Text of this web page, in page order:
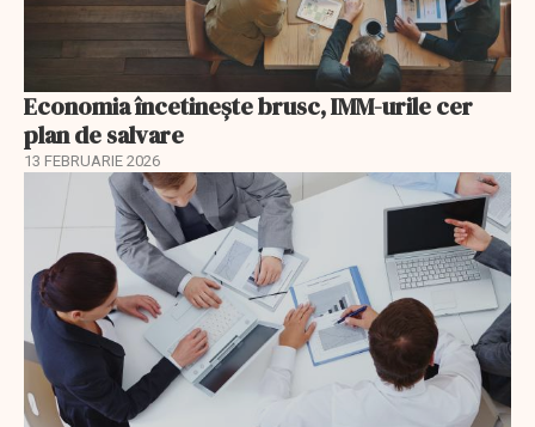
Economia încetinește brusc, IMM-urile cer
plan de salvare
13 FEBRUARIE 2026